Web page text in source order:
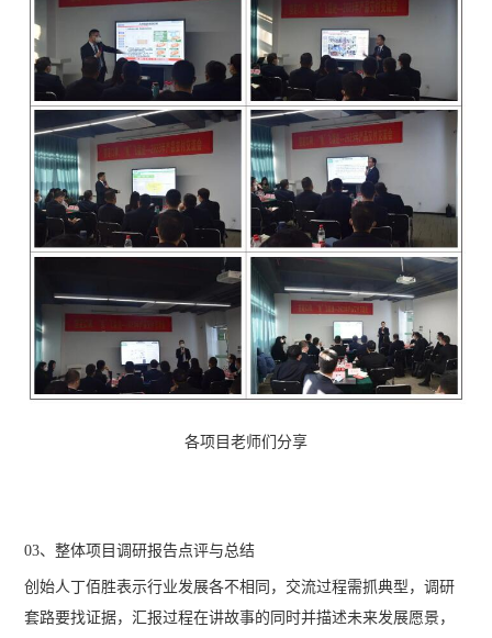
各项目老师们分享
03、整体项目调研报告点评与总结
创始人丁佰胜表示行业发展各不相同，交流过程需抓典型，调研
套路要找证据，汇报过程在讲故事的同时并描述未来发展愿景，